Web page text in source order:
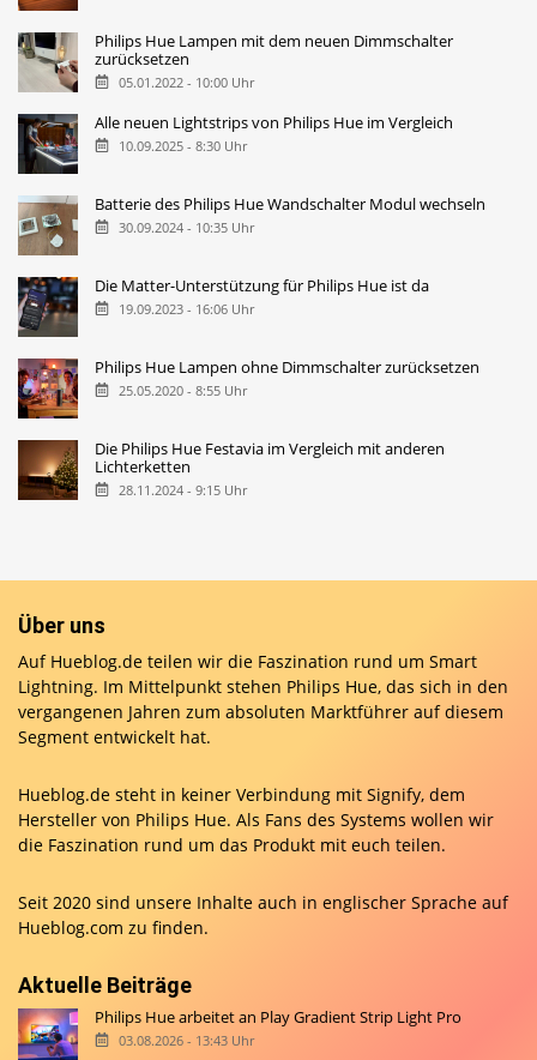
Philips Hue Lampen mit dem neuen Dimmschalter
zurücksetzen
05.01.2022 - 10:00 Uhr
Alle neuen Lightstrips von Philips Hue im Vergleich
10.09.2025 - 8:30 Uhr
Batterie des Philips Hue Wandschalter Modul wechseln
30.09.2024 - 10:35 Uhr
Die Matter-Unterstützung für Philips Hue ist da
19.09.2023 - 16:06 Uhr
Philips Hue Lampen ohne Dimmschalter zurücksetzen
25.05.2020 - 8:55 Uhr
Die Philips Hue Festavia im Vergleich mit anderen
Lichterketten
28.11.2024 - 9:15 Uhr
Über uns
Auf Hueblog.de teilen wir die Faszination rund um Smart
Lightning. Im Mittelpunkt stehen Philips Hue, das sich in den
vergangenen Jahren zum absoluten Marktführer auf diesem
Segment entwickelt hat.
Hueblog.de steht in keiner Verbindung mit Signify, dem
Hersteller von Philips Hue. Als Fans des Systems wollen wir
die Faszination rund um das Produkt mit euch teilen.
Seit 2020 sind unsere Inhalte auch in englischer Sprache auf
Hueblog.com zu finden.
Aktuelle Beiträge
Philips Hue arbeitet an Play Gradient Strip Light Pro
03.08.2026 - 13:43 Uhr